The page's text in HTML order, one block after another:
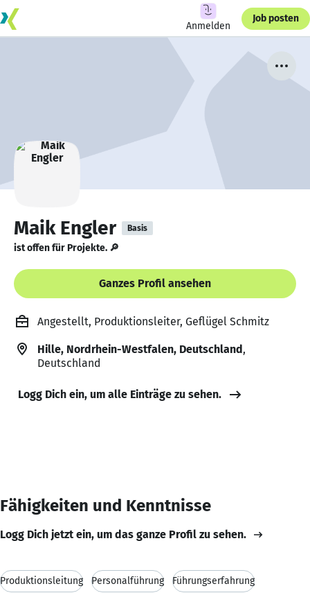
Anmelden
Job posten
Maik Engler Basis
ist offen für Projekte. 🔎
Ganzes Profil ansehen
Angestellt, Produktionsleiter, Geflügel Schmitz
Hille, Nordrhein-Westfalen, Deutschland,
Deutschland
Logg Dich ein, um alle Einträge zu sehen.
Fähigkeiten und Kenntnisse
Logg Dich jetzt ein, um das ganze Profil zu sehen.
Produktionsleitung Personalführung Führungserfahrung